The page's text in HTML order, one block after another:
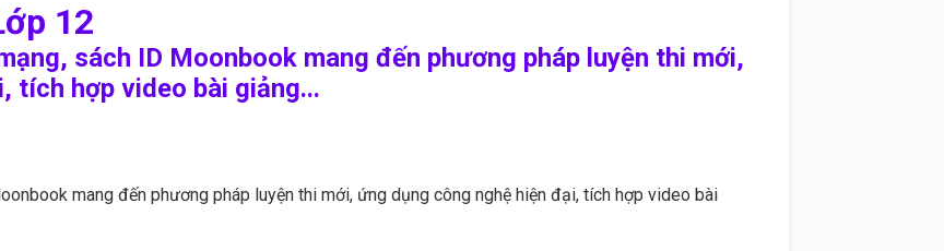
12
sách ID Moonbook mang đến phương pháp luyện thi mới,
tích hợp video bài giảng...
mang đến phương pháp luyện thi mới, ứng dụng công nghệ hiện đại, tích hợp video bài